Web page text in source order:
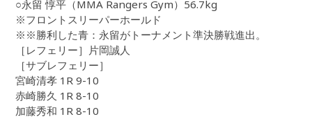
○永留 惇平（MMA Rangers Gym）56.7kg
※フロントスリーパーホールド
※※勝利した青：永留がトーナメント準決勝戦進出。
［レフェリー］片岡誠人
［サブレフェリー］
宮崎清孝 1R 9-10
赤崎勝久 1R 8-10
加藤秀和 1R 8-10